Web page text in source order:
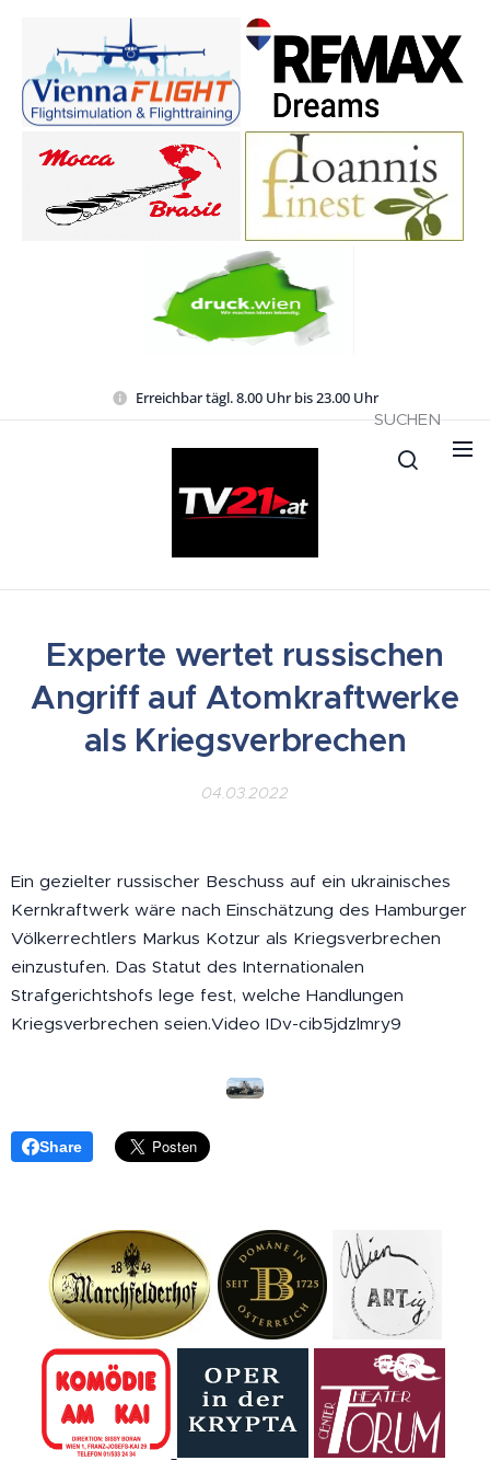
Erreichbar tägl. 8.00 Uhr bis 23.00 Uhr
SUCHEN
Experte wertet russischen
Angriff auf Atomkraftwerke
als Kriegsverbrechen
04.03.2022
Ein gezielter russischer Beschuss auf ein ukrainisches
Kernkraftwerk wäre nach Einschätzung des Hamburger
Völkerrechtlers Markus Kotzur als Kriegsverbrechen
einzustufen. Das Statut des Internationalen
Strafgerichtshofs lege fest, welche Handlungen
Kriegsverbrechen seien.Video IDv-cib5jdzlmry9
Share